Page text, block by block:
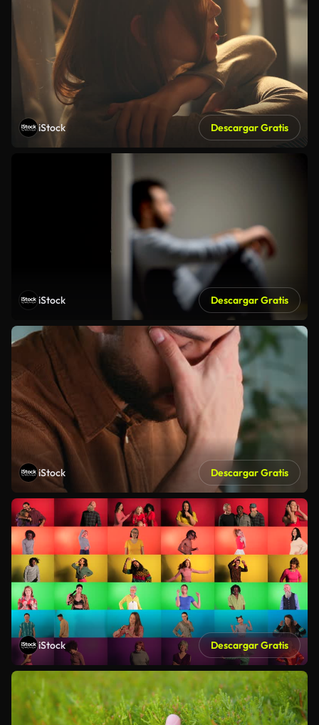
iStock Descargar Gratis
iStock Descargar Gratis
iStock Descargar Gratis
iStock Descargar Gratis